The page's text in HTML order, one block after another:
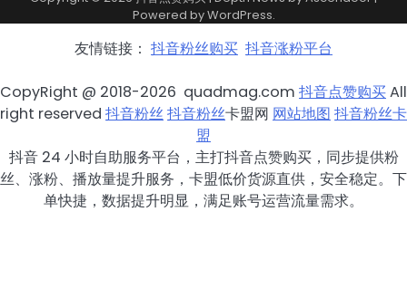
Powered byWordPress.
友情链接： 抖音粉丝购买 抖音涨粉平台
CopyRight @ 2018-2026 quadmag.com 抖音点赞购买All
right reserved 抖音粉丝抖音粉丝卡盟网 网站地图 抖音粉丝卡
盟
抖音 24 小时自助服务平台，主打抖音点赞购买，同步提供粉
丝、涨粉、播放量提升服务，卡盟低价货源直供，安全稳定。下
单快捷，数据提升明显，满足账号运营流量需求。